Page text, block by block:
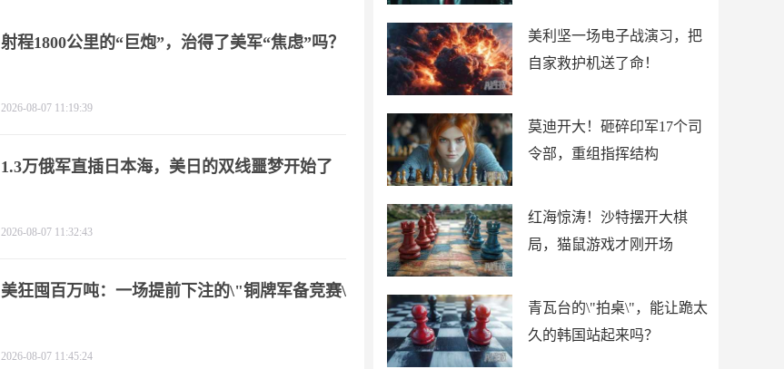
美利坚一场电子战演习，把
自家救护机送了命！
莫迪开大！砸碎印军17个司
令部，重组指挥结构
红海惊涛！沙特摆开大棋
局，猫鼠游戏才刚开场
青瓦台的\"拍桌\"，能让跪太
久的韩国站起来吗？
射程1800公里的“巨炮”，治得了美军“焦虑”吗？
2026-08-07 11:19:39
1.3万俄军直插日本海，美日的双线噩梦开始了
2026-08-07 11:32:43
美狂囤百万吨：一场提前下注的\"铜牌军备竞赛\"
2026-08-07 11:45:24